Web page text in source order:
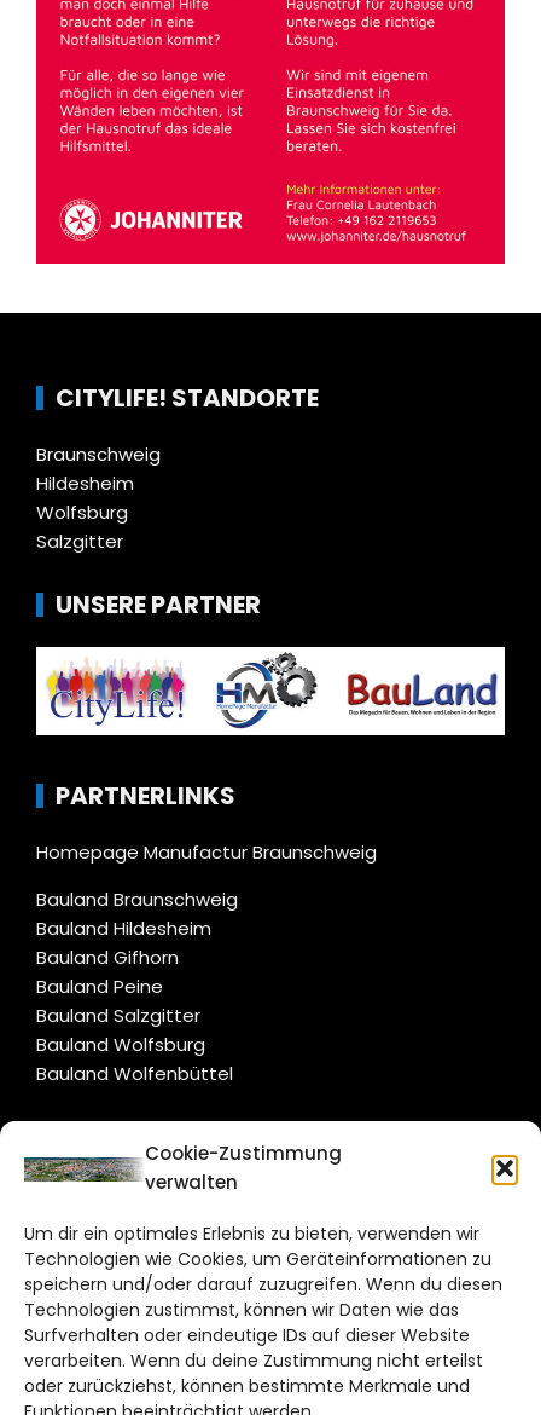
Cookie-Zustimmung
verwalten
Um dir ein optimales Erlebnis zu bieten, verwenden wir
Technologien wie Cookies, um Geräteinformationen zu
speichern und/oder darauf zuzugreifen. Wenn du diesen
Technologien zustimmst, können wir Daten wie das
Surfverhalten oder eindeutige IDs auf dieser Website
verarbeiten. Wenn du deine Zustimmung nicht erteilst
oder zurückziehst, können bestimmte Merkmale und
CITYLIFE! STANDORTE
Braunschweig
Hildesheim
Wolfsburg
Salzgitter
UNSERE PARTNER
PARTNERLINKS
Homepage Manufactur Braunschweig
Bauland Braunschweig
Bauland Hildesheim
Bauland Gifhorn
Bauland Peine
Bauland Salzgitter
Bauland Wolfsburg
Bauland Wolfenbüttel
CITYLIFE!
Bruchtorwall 12
38100 Braunschweig
Telefon: 0531 387220 – 65
DAS STADTMAGAZIN FÜR